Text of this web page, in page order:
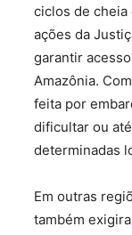
ciclos de cheia
ações da
garantir
Amazônia.
feita por
dificultar ou
determinadas
Em outras
também